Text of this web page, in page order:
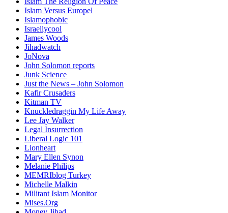
Islam Versus Europel
Islamophobic
Israellycool
James Woods
Jihadwatch
JoNova
John Solomon reports
Junk Science
Just the News – John Solomon
Kafir Crusaders
Kitman TV
Knuckledraggin My Life Away
Lee Jay Walker
Legal Insurrection
Liberal Logic 101
Lionheart
Mary Ellen Synon
Melanie Philips
MEMRIblog Turkey
Michelle Malkin
Militant Islam Monitor
Mises.Org